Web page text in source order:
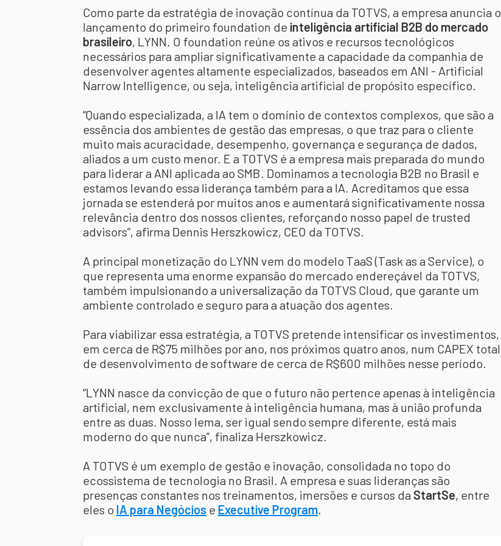
Como parte da estratégia de inovação contínua da TOTVS, a empresa anuncia o
lançamento do primeiro foundation de inteligência artificial B2B do mercado
brasileiro, LYNN. O foundation reúne os ativos e recursos tecnológicos
necessários para ampliar significativamente a capacidade da companhia de
desenvolver agentes altamente especializados, baseados em ANI - Artificial
Narrow Intelligence, ou seja, inteligência artificial de propósito específico.
“Quando especializada, a IA tem o domínio de contextos complexos, que são a
essência dos ambientes de gestão das empresas, o que traz para o cliente
muito mais acuracidade, desempenho, governança e segurança de dados,
aliados a um custo menor. E a TOTVS é a empresa mais preparada do mundo
para liderar a ANI aplicada ao SMB. Dominamos a tecnologia B2B no Brasil e
estamos levando essa liderança também para a IA. Acreditamos que essa
jornada se estenderá por muitos anos e aumentará significativamente nossa
relevância dentro dos nossos clientes, reforçando nosso papel de trusted
advisors”, afirma Dennis Herszkowicz, CEO da TOTVS.
A principal monetização do LYNN vem do modelo TaaS (Task as a Service), o
que representa uma enorme expansão do mercado endereçável da TOTVS,
também impulsionando a universalização da TOTVS Cloud, que garante um
ambiente controlado e seguro para a atuação dos agentes.
Para viabilizar essa estratégia, a TOTVS pretende intensificar os investimentos,
em cerca de R$75 milhões por ano, nos próximos quatro anos, num CAPEX total
de desenvolvimento de software de cerca de R$600 milhões nesse período.
“LYNN nasce da convicção de que o futuro não pertence apenas à inteligência
artificial, nem exclusivamente à inteligência humana, mas à união profunda
entre as duas. Nosso lema, ser igual sendo sempre diferente, está mais
moderno do que nunca”, finaliza Herszkowicz.
A TOTVS é um exemplo de gestão e inovação, consolidada no topo do
ecossistema de tecnologia no Brasil. A empresa e suas lideranças são
presenças constantes nos treinamentos, imersões e cursos da StartSe, entre
eles o IA para Negócios e Executive Program.